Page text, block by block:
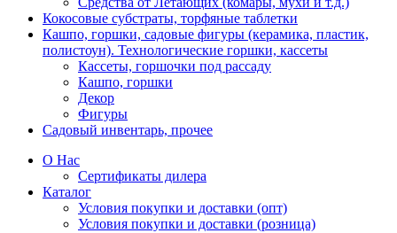
Кокосовые субстраты, торфяные таблетки
Кашпо, горшки, садовые фигуры (керамика, пластик,
полистоун). Технологические горшки, кассеты
Кассеты, горшочки под рассаду
Кашпо, горшки
Декор
Фигуры
Садовый инвентарь, прочее
О Нас
Сертификаты дилера
Каталог
Условия покупки и доставки (опт)
Условия покупки и доставки (розница)